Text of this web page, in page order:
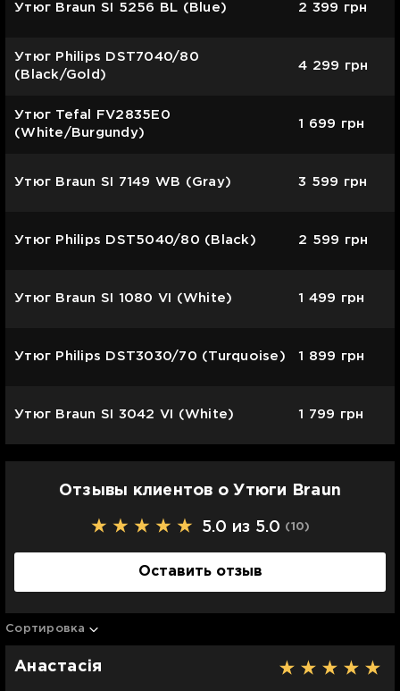
Утюг Braun SI 5256 BL (Blue) 2 399 грн
Утюг Philips DST7040/80
(Black/Gold)
4 299 грн
Утюг Tefal FV2835E0
(White/Burgundy)
1 699 грн
Утюг Braun SI 7149 WB (Gray) 3 599 грн
Утюг Philips DST5040/80 (Black) 2 599 грн
Утюг Braun SI 1080 VI (White) 1 499 грн
Утюг Philips DST3030/70 (Turquoise) 1 899 грн
Утюг Braun SI 3042 VI (White) 1 799 грн
Отзывы клиентов о Утюги Braun
5.0 из 5.0 (10)
Оставить отзыв
Сортировка
Анастасія